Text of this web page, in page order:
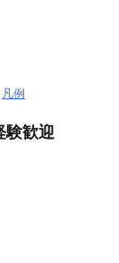
凡例
験歓迎